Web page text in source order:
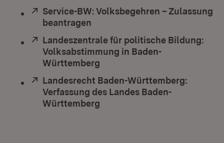
Extern:
Service-BW: Volksbegehren – Zulassung
beantragen
Extern:
Landeszentrale für politische Bildung:
Volksabstimmung in Baden-
Württemberg
Extern:
Landesrecht Baden-Württemberg:
Verfassung des Landes Baden-
Württemberg